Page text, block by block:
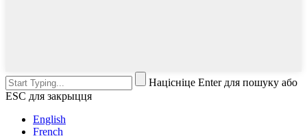
Націсніце Enter для пошуку або
ESC для закрыцця
English
French